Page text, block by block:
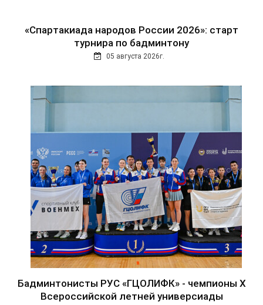
«Спартакиада народов России 2026»: старт
турнира по бадминтону
05 августа 2026г.
Бадминтонисты РУС «ГЦОЛИФК» - чемпионы Х
Всероссийской летней универсиады